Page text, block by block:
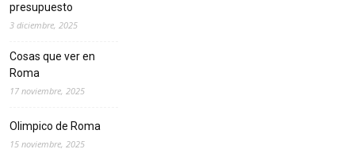
presupuesto
3 diciembre, 2025
Cosas que ver en
Roma
17 noviembre, 2025
Olimpico de Roma
15 noviembre, 2025